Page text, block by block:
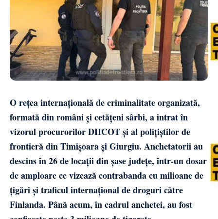
O rețea internațională de criminalitate organizată,
formată din români și cetățeni sârbi, a intrat în
vizorul procurorilor DIICOT și al polițiștilor de
frontieră din Timișoara și Giurgiu. Anchetatorii au
descins în 26 de locații din șase județe, într-un dosar
de amploare ce vizează contrabanda cu milioane de
țigări și traficul internațional de droguri către
Finlanda. Până acum, în cadrul anchetei, au fost